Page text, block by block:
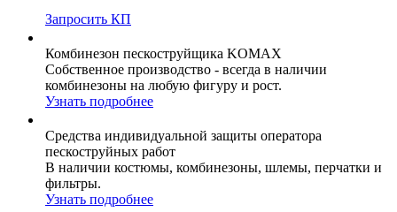
Запросить КП
Комбинезон пескоструйщика KOMAX
Собственное производство - всегда в наличии
комбинезоны на любую фигуру и рост.
Узнать подробнее
Средства индивидуальной защиты оператора
пескоструйных работ
В наличии костюмы, комбинезоны, шлемы, перчатки и
фильтры.
Узнать подробнее